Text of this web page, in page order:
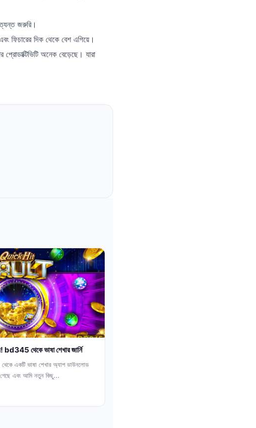
জরুরি।
ফিচারের দিক থেকে বেশ এগিয়ে।
অনেক বেড়েছে। যারা
bd345 থেকে ভাষা শেখার জার্নি
একটি ভাষা শেখার অ্যাপ ডাউনলোড
গেছে এবং আমি নতুন কিছু...